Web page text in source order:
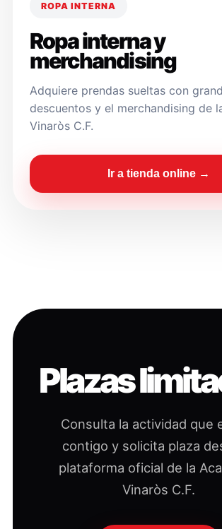
ROPA INTERNA
Ropa interna y
merchandising
Adquiere prendas sueltas con
descuentos y el merchandising de
Vinaròs C.F.
Ir a tienda online →
Plazas
Consulta la actividad que
contigo y solicita plaza
plataforma oficial de la
Vinaròs C.F.